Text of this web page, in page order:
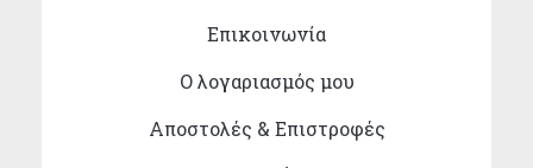
Επικοινωνία
Ο λογαριασμός μου
Αποστολές & Επιστροφές